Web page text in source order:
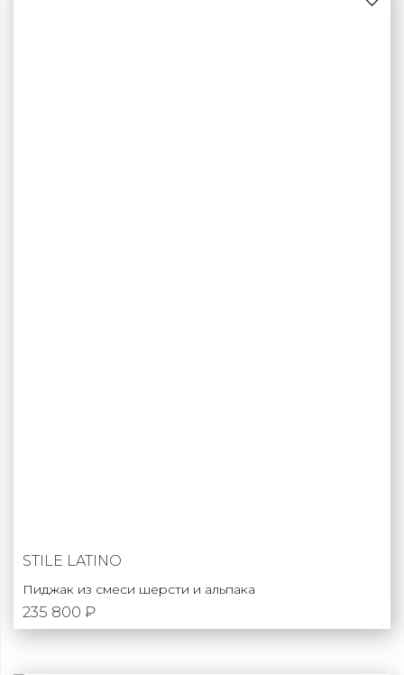
STILE LATINO
Пиджак из смеси шерсти и альпака
235 800 ₽